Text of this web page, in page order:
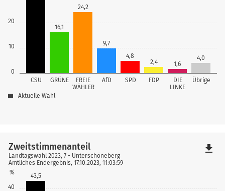
0
10
20
CSU GRÜNE
FREIE
WÄHLER
AfD SPD FDP
DIE
LINKE
Übrige
16,1
24,2
9,7
4,8
2,4
1,6
4,0
Aktuelle Wahl
40
%
43,5
Zweitstimmenanteil
Landtagswahl 2023, 7 - Unterschöneberg
Amtliches Endergebnis, 17.10.2023, 11:03:59
file_download